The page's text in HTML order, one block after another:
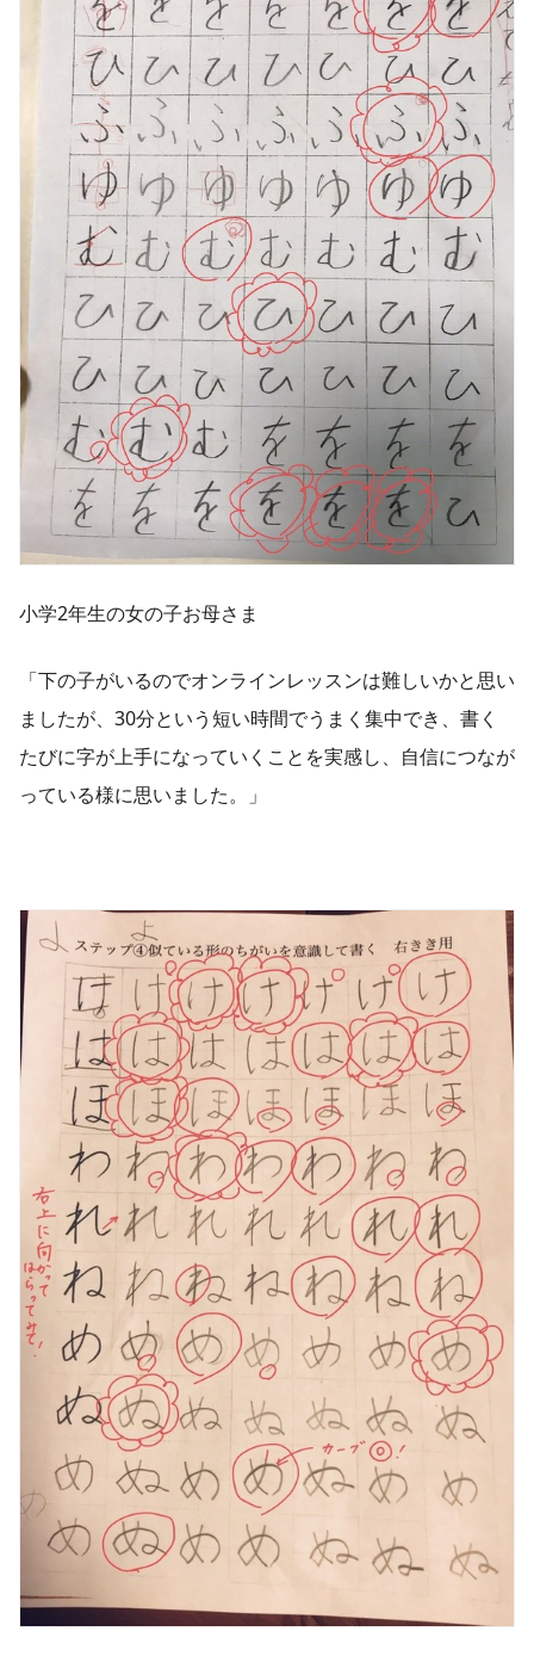
小学2年生の女の子お母さま
「下の子がいるのでオンラインレッスンは難しいかと思い
ましたが、30分という短い時間でうまく集中でき、書く
たびに字が上手になっていくことを実感し、自信につなが
っている様に思いました。」